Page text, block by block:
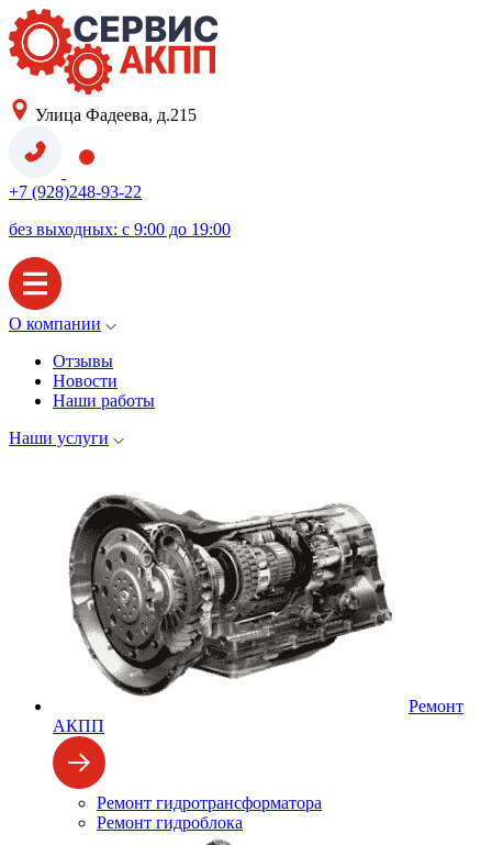
Улица Фадеева, д.215
+7 (928)248-93-22
без выходных: с 9:00 до 19:00
О компании
Отзывы
Новости
Наши работы
Наши услуги
Ремонт
АКПП
Ремонт гидротрансформатора
Ремонт гидроблока